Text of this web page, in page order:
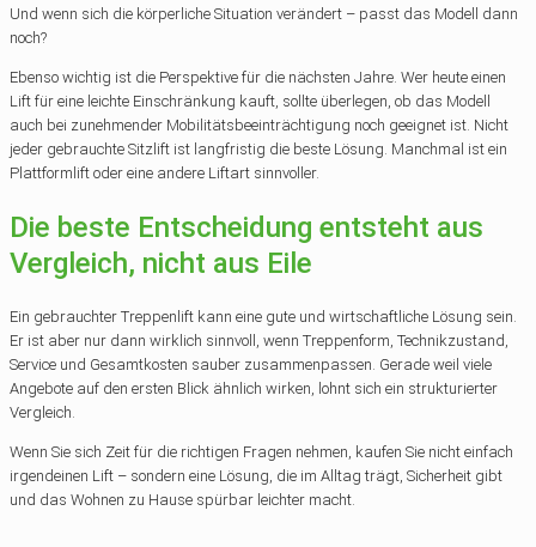
Und wenn sich die körperliche Situation verändert – passt das Modell dann
noch?
Ebenso wichtig ist die Perspektive für die nächsten Jahre. Wer heute einen
Lift für eine leichte Einschränkung kauft, sollte überlegen, ob das Modell
auch bei zunehmender Mobilitätsbeeinträchtigung noch geeignet ist. Nicht
jeder gebrauchte Sitzlift ist langfristig die beste Lösung. Manchmal ist ein
Plattformlift oder eine andere Liftart sinnvoller.
Die beste Entscheidung entsteht aus
Vergleich, nicht aus Eile
Ein gebrauchter Treppenlift kann eine gute und wirtschaftliche Lösung sein.
Er ist aber nur dann wirklich sinnvoll, wenn Treppenform, Technikzustand,
Service und Gesamtkosten sauber zusammenpassen. Gerade weil viele
Angebote auf den ersten Blick ähnlich wirken, lohnt sich ein strukturierter
Vergleich.
Wenn Sie sich Zeit für die richtigen Fragen nehmen, kaufen Sie nicht einfach
irgendeinen Lift – sondern eine Lösung, die im Alltag trägt, Sicherheit gibt
und das Wohnen zu Hause spürbar leichter macht.